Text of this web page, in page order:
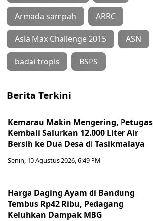
Armada sampah ARRC
Asia Max Challenge 2015 ASN
badai tropis BSPS
Berita Terkini
Kemarau Makin Mengering, Petugas
Kembali Salurkan 12.000 Liter Air
Bersih ke Dua Desa di Tasikmalaya
Senin, 10 Agustus 2026, 6:49 PM
Harga Daging Ayam di Bandung
Tembus Rp42 Ribu, Pedagang
Keluhkan Dampak MBG